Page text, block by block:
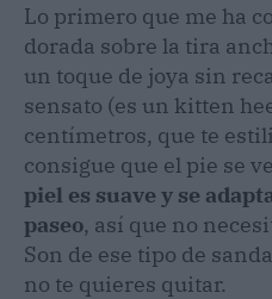
Lo primero que me ha
dorada sobre la tira
un toque de joya sin
sensato (es un kitten
centímetros, que te
consigue que el pie se
piel es suave y se
paseo, así que no
Son de ese tipo de
no te quieres quitar.